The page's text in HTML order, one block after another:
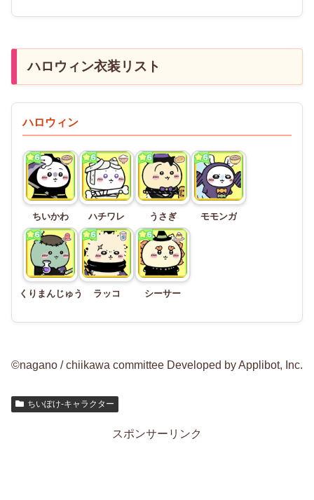
ハロウィン衣装リスト
ハロウィン
ちいかわ ハチワレ うさぎ モモンガ
くりまんじゅう ラッコ シーサー
©nagano / chiikawa committee Developed by Applibot, Inc.
ちいぽけ-キャラクター
スポンサーリンク